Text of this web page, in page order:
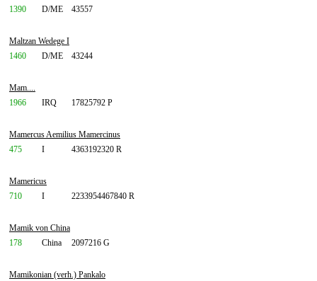
1390
D/ME 43557
Maltzan Wedege I
1460
D/ME 43244
Mam....
1966
IRQ 17825792 P
Mamercus Aemilius Mamercinus
475
I 4363192320 R
Mamericus
710
I 2233954467840 R
Mamik von China
178
China 2097216 G
Mamikonian (verh.) Pankalo